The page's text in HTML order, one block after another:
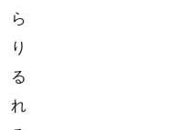
ら
り
る
れ